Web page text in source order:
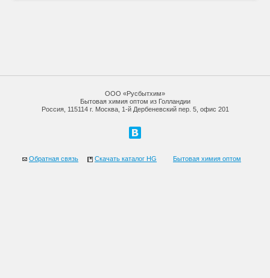
ООО «Русбытхим»
Бытовая химия оптом из Голландии
Россия, 115114 г. Москва, 1-й Дербеневский пер. 5, офис 201
Обратная связь Скачать каталог HG Бытовая химия оптом